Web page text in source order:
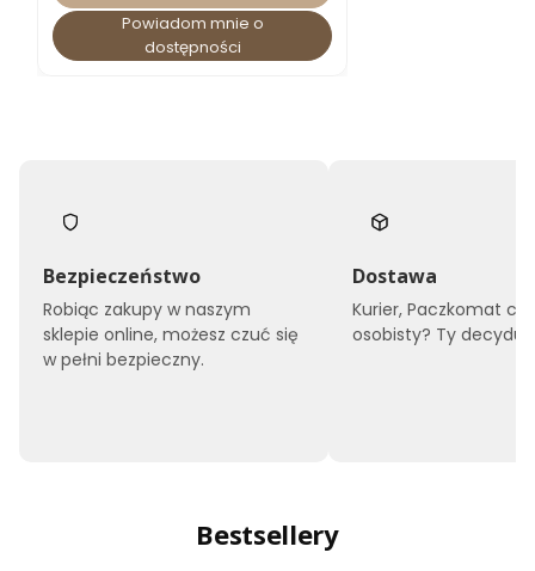
Powiadom mnie o
dostępności
Bezpieczeństwo
Robiąc zakupy w naszym
sklepie online, możesz czuć się
w pełni bezpieczny.
Dostawa
Kurier, Paczkomat
osobisty? Ty
Bestsellery